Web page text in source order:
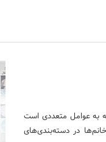
به عوامل متعددی است
در دسته‌بندی‌های